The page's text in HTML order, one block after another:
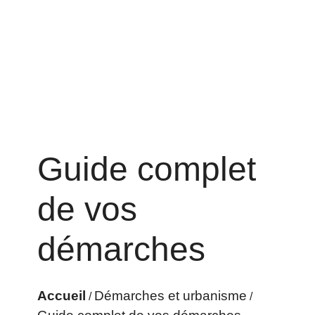
Guide complet
de vos
démarches
Accueil / Démarches et urbanisme /